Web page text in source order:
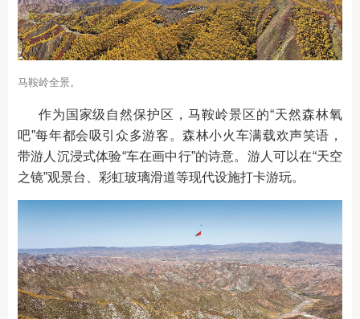
马鞍岭全景。
作为国家级自然保护区，马鞍岭景区的“天然森林氧
吧”每年都会吸引众多游客。森林小火车满载欢声笑语，
带游人沉浸式体验“车在画中行”的诗意。游人可以在“天空
之镜”观景台、彩虹玻璃滑道等现代设施打卡游玩。